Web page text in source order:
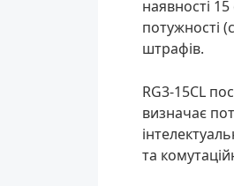
наявності
потужності
штрафів.
RG3-15CL
визначає
та